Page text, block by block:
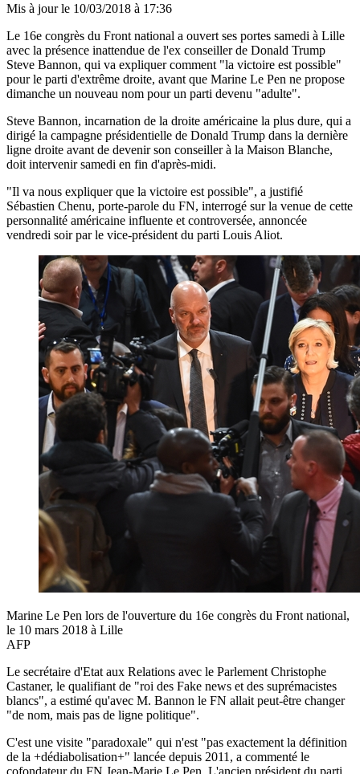
Mis à jour le 10/03/2018 à 17:36
Le 16e congrès du Front national a ouvert ses portes samedi à Lille
avec la présence inattendue de l'ex conseiller de Donald Trump
Steve Bannon, qui va expliquer comment "la victoire est possible"
pour le parti d'extrême droite, avant que Marine Le Pen ne propose
dimanche un nouveau nom pour un parti devenu "adulte".
Steve Bannon, incarnation de la droite américaine la plus dure, qui a
dirigé la campagne présidentielle de Donald Trump dans la dernière
ligne droite avant de devenir son conseiller à la Maison Blanche,
doit intervenir samedi en fin d'après-midi.
"Il va nous expliquer que la victoire est possible", a justifié
Sébastien Chenu, porte-parole du FN, interrogé sur la venue de cette
personnalité américaine influente et controversée, annoncée
vendredi soir par le vice-président du parti Louis Aliot.
Marine Le Pen lors de l'ouverture du 16e congrès du Front national,
le 10 mars 2018 à Lille
AFP
Le secrétaire d'Etat aux Relations avec le Parlement Christophe
Castaner, le qualifiant de "roi des Fake news et des suprémacistes
blancs", a estimé qu'avec M. Bannon le FN allait peut-être changer
"de nom, mais pas de ligne politique".
C'est une visite "paradoxale" qui n'est "pas exactement la définition
de la +dédiabolisation+" lancée depuis 2011, a commenté le
cofondateur du FN Jean-Marie Le Pen. L'ancien président du parti,